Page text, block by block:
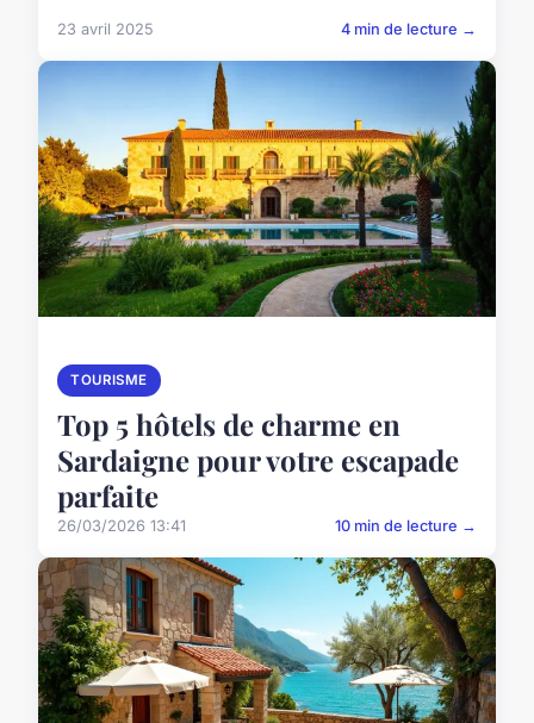
23 avril 2025 4 min de lecture →
TOURISME
Top 5 hôtels de charme en
Sardaigne pour votre escapade
parfaite
26/03/2026 13:41 10 min de lecture →